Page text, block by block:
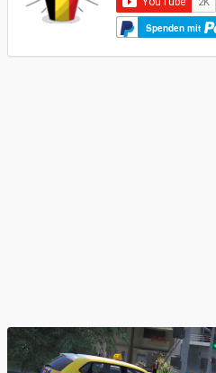
Spenden mit